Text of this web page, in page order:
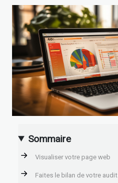
Sommaire
Visualiser votre page web
Faites le bilan de votre audit